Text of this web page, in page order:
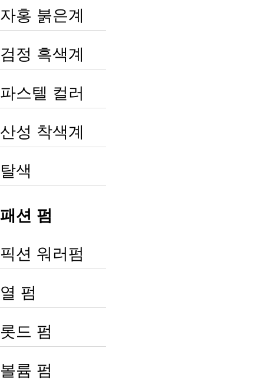
자홍 붉은계
검정 흑색계
파스텔 컬러
산성 착색계
탈색
패션 펌
픽션 워러펌
열 펌
롯드 펌
볼륨 펌